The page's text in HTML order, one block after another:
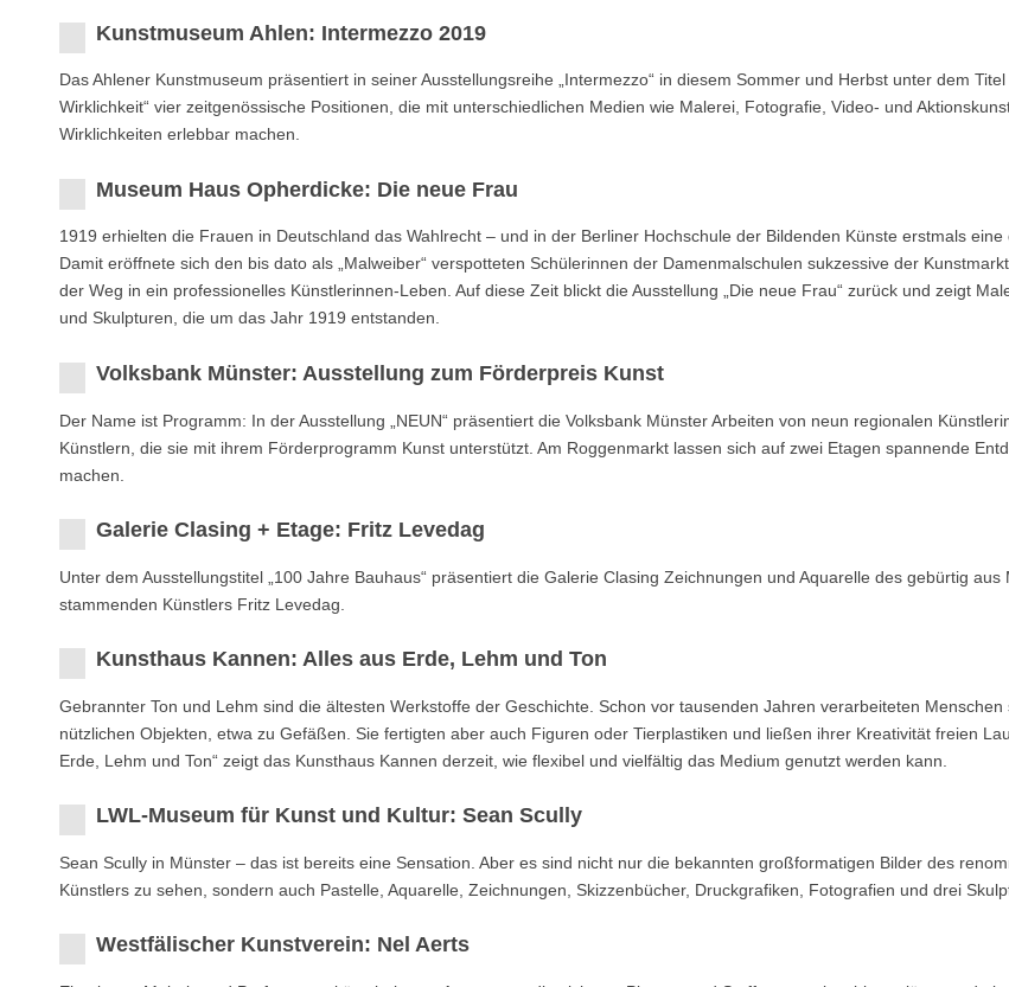
Kunstmuseum Ahlen: Intermezzo 2019
Das Ahlener Kunstmuseum präsentiert in seiner Ausstellungsreihe „Intermezzo“ in diesem Sommer und Herbst unter dem Titel
Wirklichkeit“ vier zeitgenössische Positionen, die mit unterschiedlichen Medien wie Malerei, Fotografie, Video- und
Wirklichkeiten erlebbar machen.
Museum Haus Opherdicke: Die neue Frau
1919 erhielten die Frauen in Deutschland das Wahlrecht – und in der Berliner Hochschule der Bildenden Künste erstmals eine
Damit eröffnete sich den bis dato als „Malweiber“ verspotteten Schülerinnen der Damenmalschulen sukzessive der
der Weg in ein professionelles Künstlerinnen-Leben. Auf diese Zeit blickt die Ausstellung „Die neue Frau“ zurück und zeigt
und Skulpturen, die um das Jahr 1919 entstanden.
Volksbank Münster: Ausstellung zum Förderpreis Kunst
Der Name ist Programm: In der Ausstellung „NEUN“ präsentiert die Volksbank Münster Arbeiten von neun regionalen
Künstlern, die sie mit ihrem Förderprogramm Kunst unterstützt. Am Roggenmarkt lassen sich auf zwei Etagen spannende
machen.
Galerie Clasing + Etage: Fritz Levedag
Unter dem Ausstellungstitel „100 Jahre Bauhaus“ präsentiert die Galerie Clasing Zeichnungen und Aquarelle des gebürtig aus
stammenden Künstlers Fritz Levedag.
Kunsthaus Kannen: Alles aus Erde, Lehm und Ton
Gebrannter Ton und Lehm sind die ältesten Werkstoffe der Geschichte. Schon vor tausenden Jahren verarbeiteten Menschen
nützlichen Objekten, etwa zu Gefäßen. Sie fertigten aber auch Figuren oder Tierplastiken und ließen ihrer Kreativität freien
Erde, Lehm und Ton“ zeigt das Kunsthaus Kannen derzeit, wie flexibel und vielfältig das Medium genutzt werden kann.
LWL-Museum für Kunst und Kultur: Sean Scully
Sean Scully in Münster – das ist bereits eine Sensation. Aber es sind nicht nur die bekannten großformatigen Bilder des
Künstlers zu sehen, sondern auch Pastelle, Aquarelle, Zeichnungen, Skizzenbücher, Druckgrafiken, Fotografien und drei
Westfälischer Kunstverein: Nel Aerts